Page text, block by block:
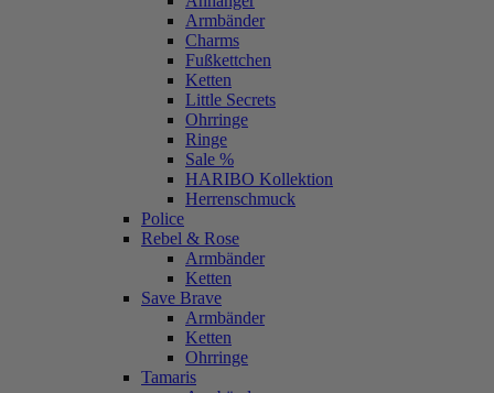
Armbänder
Charms
Fußkettchen
Ketten
Little Secrets
Ohrringe
Ringe
Sale %
HARIBO Kollektion
Herrenschmuck
Police
Rebel & Rose
Armbänder
Ketten
Save Brave
Armbänder
Ketten
Ohrringe
Tamaris